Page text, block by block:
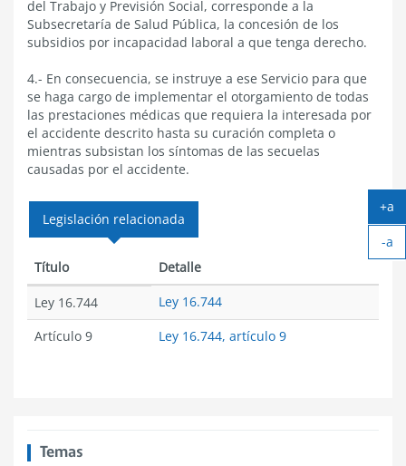
del Trabajo y Previsión Social, corresponde a la
Subsecretaría de Salud Pública, la concesión de los
subsidios por incapacidad laboral a que tenga derecho.
4.- En consecuencia, se instruye a ese Servicio para que
se haga cargo de implementar el otorgamiento de todas
las prestaciones médicas que requiera la interesada por
el accidente descrito hasta su curación completa o
mientras subsistan los síntomas de las secuelas
causadas por el accidente.
Legislación relacionada
Título Detalle
Ley 16.744
Ley 16.744
Artículo 9
Ley 16.744, artículo 9
Temas
+a
-a